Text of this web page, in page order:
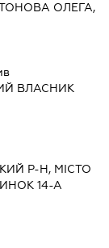
ОЛЕГА,
ВЛАСНИК
Р-Н, МІСТО
14-А